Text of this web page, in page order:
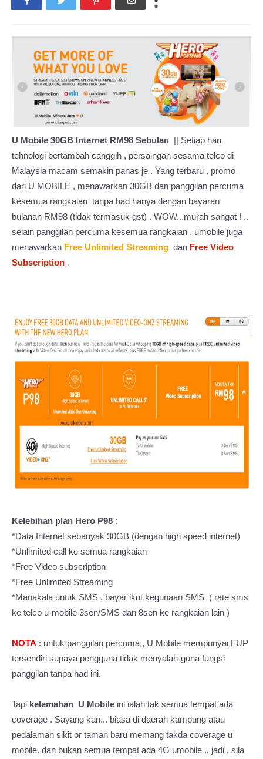
U Mobile 30GB Internet RM98 Sebulan || Setiap hari
tehnologi bertambah canggih , persaingan sesama telco di
Malaysia macam semakin panas je . Yang terbaru , promo
dari U MOBILE , menawarkan 30GB dan panggilan percuma
kesemua rangkaian tanpa had hanya dengan bayaran
bulanan RM98 (tidak termasuk gst) . WOW...murah sangat ! ..
selain panggilan percuma kesemua rangkaian , umobile juga
menawarkan Free Unlimited Streaming dan Free Video
Subscription .
Kelebihan plan Hero P98 :
*Data Internet sebanyak 30GB (dengan high speed internet)
*Unlimited call ke semua rangkaian
*Free Video subscription
*Free Unlimited Streaming
*Manakala untuk SMS , bayar ikut kegunaan SMS ( rate sms
ke telco u-mobile 3sen/SMS dan 8sen ke rangkaian lain )
NOTA : untuk panggilan percuma , U Mobile mempunyai FUP
tersendiri supaya pengguna tidak menyalah-guna fungsi
panggilan tanpa had ini.
Tapi kelemahan U Mobile ini ialah tak semua tempat ada
coverage . Sayang kan... biasa di daerah kampung atau
pedalaman sikit or taman baru memang takda coverage u
mobile. dan bukan semua tempat ada 4G umobile .. jadi , sila